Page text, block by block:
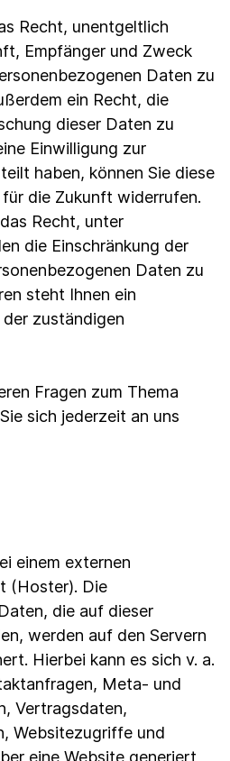
Recht, unentgeltlich
Empfänger und Zweck
Daten zu
ein Recht, die
dieser Daten zu
Einwilligung zur
haben, können Sie diese
die Zukunft widerrufen.
Recht, unter
die Einschränkung der
Daten zu
steht Ihnen ein
zuständigen
Fragen zum Thema
sich jederzeit an uns
einem externen
(Hoster). Die
die auf dieser
werden auf den Servern
Hierbei kann es sich v. a.
Meta- und
Vertragsdaten,
Websitezugriffe und
eine Website generiert